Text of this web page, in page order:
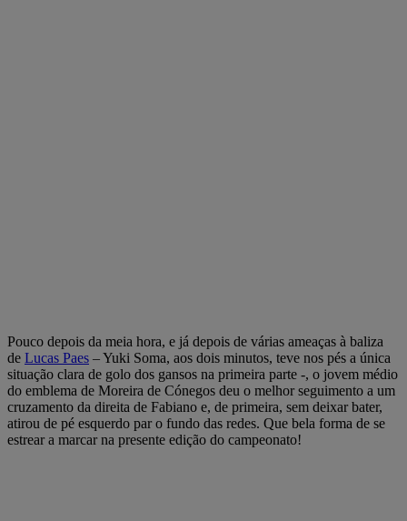
Pouco depois da meia hora, e já depois de várias ameaças à baliza
de Lucas Paes – Yuki Soma, aos dois minutos, teve nos pés a única
situação clara de golo dos gansos na primeira parte -, o jovem médio
do emblema de Moreira de Cónegos deu o melhor seguimento a um
cruzamento da direita de Fabiano e, de primeira, sem deixar bater,
atirou de pé esquerdo par o fundo das redes. Que bela forma de se
estrear a marcar na presente edição do campeonato!